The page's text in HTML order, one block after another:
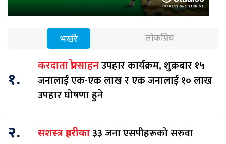
भर्खरै लोकप्रिय
१.
करदाता प्रोत्साहनउपहार कार्यक्रम, शुक्रबार १५
जनालाई एक-एक लाख र एक जनालाई १० लाख
उपहार घोषणा हुने
२. सशस्त्र प्रहरीका३३ जना एसपीहरूको सरुवा